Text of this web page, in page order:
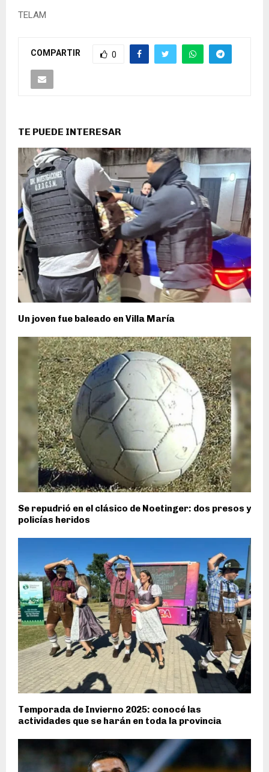
TELAM
COMPARTIR 0
TE PUEDE INTERESAR
Un joven fue baleado en Villa María
Se repudrió en el clásico de Noetinger: dos presos y
policías heridos
Temporada de Invierno 2025: conocé las
actividades que se harán en toda la provincia